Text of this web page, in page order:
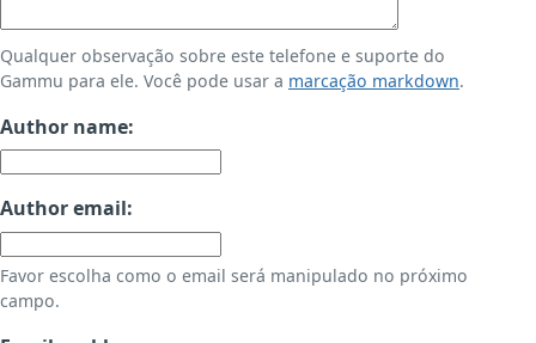
Qualquer observação sobre este telefone e suporte do
Gammu para ele. Você pode usar a marcação markdown.
Author name:
Author email:
Favor escolha como o email será manipulado no próximo
campo.